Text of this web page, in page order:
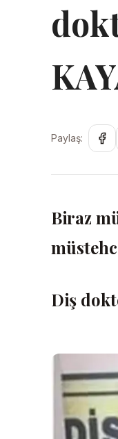
Paylaş:
Biraz
Diş